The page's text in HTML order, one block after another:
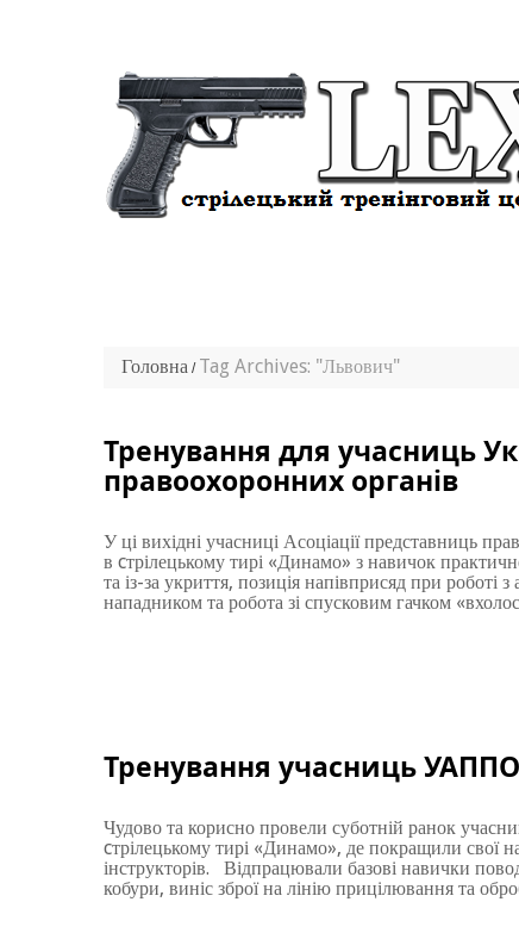
Головна Tag Archives: "Львович"
Тренування для учасниць
правоохоронних органів
У ці вихідні учасниці Асоціації представниць
в cтрілецькому тирі «Динамо» з навичок
та із-за укриття, позиція напівприсяд при роботі
нападником та робота зі спусковим гачком
Тренування учасниць УАППО
Чудово та корисно провели суботній ранок
cтрілецькому тирі «Динамо», де покращили свої
інструкторів. Відпрацювали базові навички
кобури, виніс зброї на лінію прицілювання та